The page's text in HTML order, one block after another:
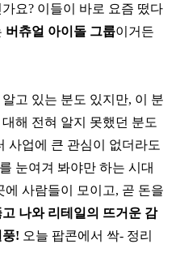
요? 이들이 바로 요즘 떴다
버츄얼 아이돌 그룹이거든
고 있는 분도 있지만, 이 분
해 전혀 알지 못했던 분도
사업에 큰 관심이 없더라도
눈여겨 봐야만 하는 시대
사람들이 모이고, 곧 돈을
나와 리테일의 뜨거운 감
! 오늘 팝콘에서 싹- 정리